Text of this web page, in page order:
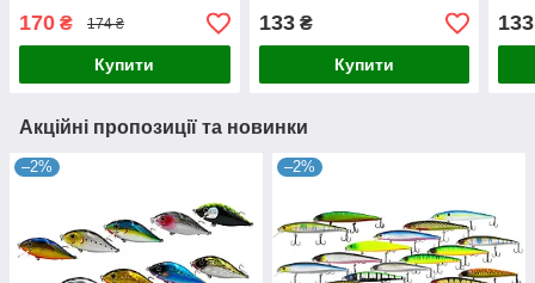
170 ₴ 174 ₴
Купити
133₴
Купити
133
Акційні пропозиції та новинки
–2% –2%